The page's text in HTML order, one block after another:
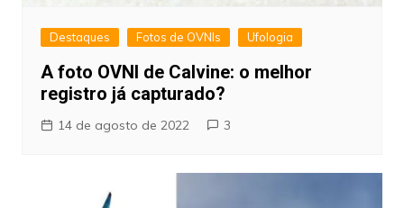
Destaques Fotos de OVNIs Ufologia
A foto OVNI de Calvine: o melhor
registro já capturado?
14 de agosto de 2022 3